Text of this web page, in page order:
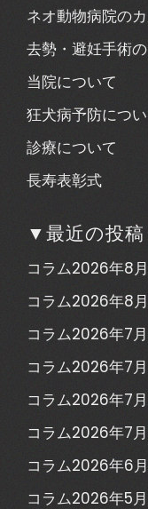
ネオ動物病院の
去勢・避妊手術
当院について
狂犬病予防につ
診療について
長寿表彰式
▼最近の投稿
コラム2026年8
コラム2026年8
コラム2026年7
コラム2026年7
コラム2026年7
コラム2026年7
コラム2026年6
コラム2026年5